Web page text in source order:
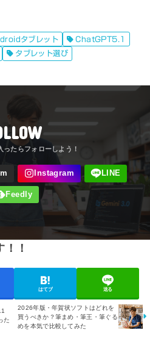
タブレット
ChatGPT5.1
タブレット選び
！
はてブ 送る
2026年版・年賀状ソフトはどれを
買うべきか？筆まめ・筆王・筆ぐる
めを本気で比較してみた
た